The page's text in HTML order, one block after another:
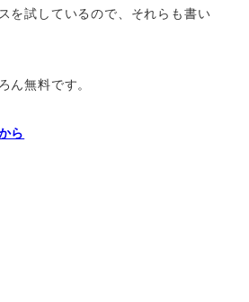
を試しているので、それらも書い
ん無料です。
ら